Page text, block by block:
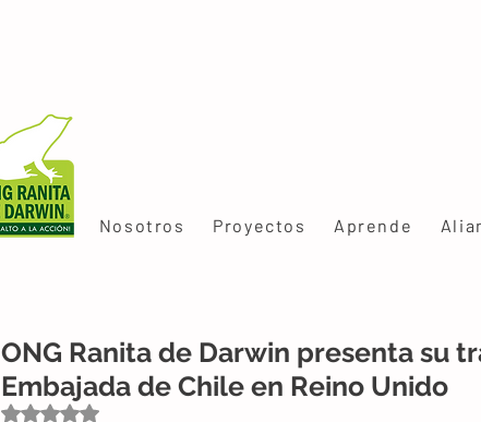
Nosotros Proyectos Aprende
ONG Ranita de Darwin presenta su
Embajada de Chile en Reino Unido
Obtuvo NaN de 5 estrellas.